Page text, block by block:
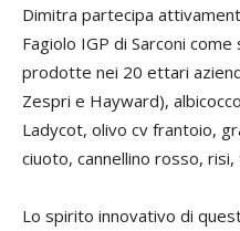
Dimitra partecipa
Fagiolo IGP di Sarconi
prodotte nei 20 ettari
Zespri e Hayward),
Ladycot, olivo cv frantoio,
ciuoto, cannellino rosso,
Lo spirito innovativo di